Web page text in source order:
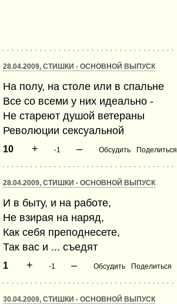
28.04.2009, СТИШКИ - ОСНОВНОЙ ВЫПУСК
На полу, на столе или в спальне
Все со всеми у них идеально -
Не стареют душой ветераны
Революции сексуальной
10 + -1 – Обсудить Поделиться
28.04.2009, СТИШКИ - ОСНОВНОЙ ВЫПУСК
И в быту, и на работе,
Не взирая на наряд,
Как себя преподнесете,
Так вас и ... съедят
1 + -1 – Обсудить Поделиться
30.04.2009, СТИШКИ - ОСНОВНОЙ ВЫПУСК